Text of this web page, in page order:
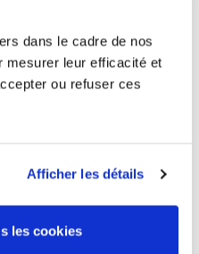
dans le cadre de nos
mesurer leur efficacité et
ou refuser ces
Afficher les détails
les cookies